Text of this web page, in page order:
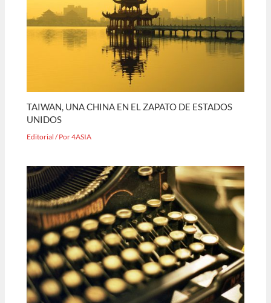
TAIWAN, UNA CHINA EN EL ZAPATO DE ESTADOS
UNIDOS
Editorial / Por4ASIA